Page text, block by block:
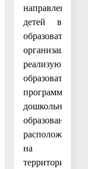
направление
детей в
образовательные
организации,
реализующие
образовательную
программу
дошкольного
образования,
расположенные
на
территории